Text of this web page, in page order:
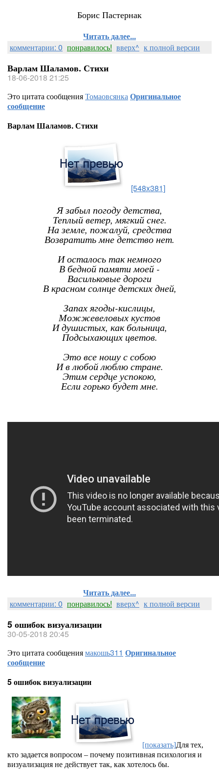
Борис Пастернак
Читать далее...
комментарии: 0 понравилось! вверх^ к полной версии
Варлам Шаламов. Стихи
18-06-2018 21:25
Это цитата сообщенияТомаовсянкаОригинальное
сообщение
Варлам Шаламов. Стихи
[548x381]
Я забыл погоду детства,
Теплый ветер, мягкий снег.
На земле, пожалуй, средства
Возвратить мне детство нет.
И осталось так немного
В бедной памяти моей -
Васильковые дороги
В красном солнце детских дней,
Запах ягоды-кислицы,
Можжевеловых кустов
И душистых, как больница,
Подсыхающих цветов.
Это все ношу с собою
И в любой люблю стране.
Этим сердце успокою,
Если горько будет мне.
Читать далее...
комментарии: 0 понравилось! вверх^ к полной версии
5 ошибок визуализации
30-05-2018 20:45
Это цитата сообщениямакошь311 Оригинальное
сообщение
5 ошибок визуализации
[показать]Для тех,
кто задается вопросом – почему позитивная психология и
визуализация не действует так, как хотелось бы.